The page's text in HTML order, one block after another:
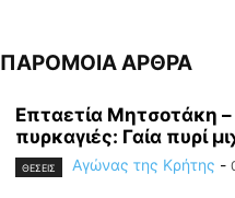
ΠΑΡΟΜΟΙΑ ΑΡΘΡΑ
Επταετία Μητσοτάκη –
πυρκαγιές: Γαία πυρί
ΘΕΣΕΙΣ Αγώνας της Κρήτης -